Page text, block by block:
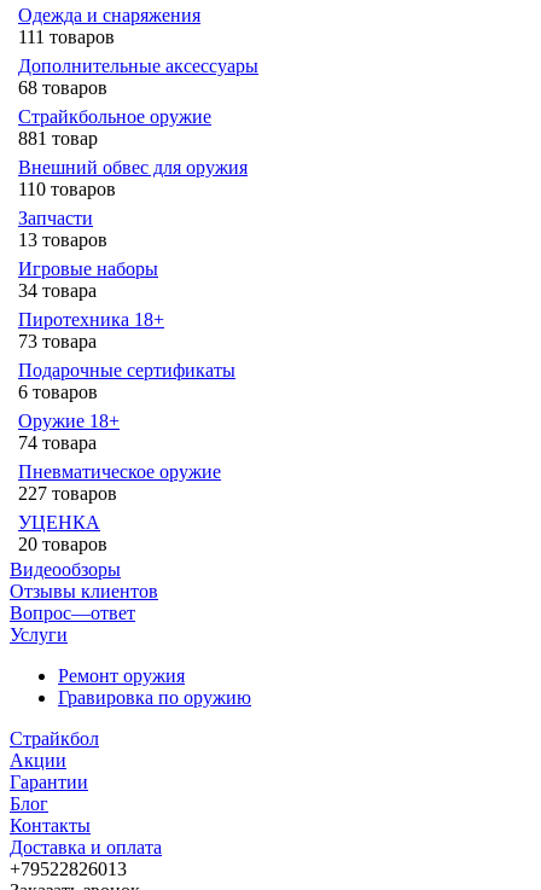
Одежда и снаряжения
111 товаров
Дополнительные аксессуары
68 товаров
Страйкбольное оружие
881 товар
Внешний обвес для оружия
110 товаров
Запчасти
13 товаров
Игровые наборы
34 товара
Пиротехника 18+
73 товара
Подарочные сертификаты
6 товаров
Оружие 18+
74 товара
Пневматическое оружие
227 товаров
УЦЕНКА
20 товаров
Видеообзоры
Отзывы клиентов
Вопрос—ответ
Услуги
Ремонт оружия
Гравировка по оружию
Страйкбол
Акции
Гарантии
Блог
Контакты
Доставка и оплата
+79522826013